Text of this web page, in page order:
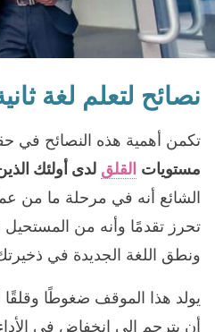
نصائح لتعلم لغة
تكمن أهمية هذه النصائح في
مستويات القلق لدى أولئك
الشائع أنه في مرحلة ما من
تحرز تقدمًا وأنه من المستحيل
ونطق اللغة الجديدة في
يولد هذا الموقف ضغوطًا
أن يترجم إلى انخفاض في